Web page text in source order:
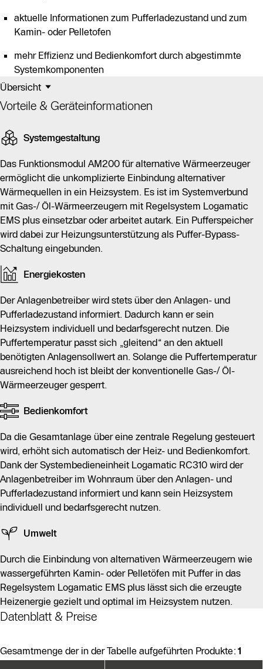
aktuelle Informationen zum Pufferladezustand und zum
Kamin- oder Pelletofen
mehr Effizienz und Bedienkomfort durch abgestimmte
Systemkomponenten
Übersicht
Vorteile & Geräteinformationen
Systemgestaltung
Das Funktionsmodul AM200 für alternative Wärmeerzeuger
ermöglicht die unkomplizierte Einbindung alternativer
Wärmequellen in ein Heizsystem. Es ist im Systemverbund
mit Gas-/ Öl-Wärmeerzeugern mit Regelsystem Logamatic
EMS plus einsetzbar oder arbeitet autark. Ein Pufferspeicher
wird dabei zur Heizungsunterstützung als Puffer-Bypass-
Schaltung eingebunden.
Energiekosten
Der Anlagenbetreiber wird stets über den Anlagen- und
Pufferladezustand informiert. Dadurch kann er sein
Heizsystem individuell und bedarfsgerecht nutzen. Die
Puffertemperatur passt sich „gleitend“ an den aktuell
benötigten Anlagensollwert an. Solange die Puffertemperatur
ausreichend hoch ist bleibt der konventionelle Gas-/ Öl-
Wärmeerzeuger gesperrt.
Bedienkomfort
Da die Gesamtanlage über eine zentrale Regelung gesteuert
wird, erhöht sich automatisch der Heiz- und Bedienkomfort.
Dank der Systembedieneinheit Logamatic RC310 wird der
Anlagenbetreiber im Wohnraum über den Anlagen- und
Pufferladezustand informiert und kann sein Heizsystem
individuell und bedarfsgerecht nutzen.
Umwelt
Durch die Einbindung von alternativen Wärmeerzeugern wie
wassergeführten Kamin- oder Pelletöfen mit Puffer in das
Regelsystem Logamatic EMS plus lässt sich die erzeugte
Heizenergie gezielt und optimal im Heizsystem nutzen.
Datenblatt & Preise
Gesamtmenge der in der Tabelle aufgeführten Produkte: 1